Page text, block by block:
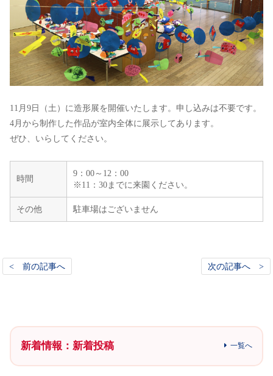
11月9日（土）に造形展を開催いたします。申し込みは不要です。
4月から制作した作品が室内全体に展示してあります。
ぜひ、いらしてください。
時間
9：00～12：00
※11：30までに来園ください。
その他 駐車場はございません
< 前の記事へ 次の記事へ >
新着情報：新着投稿 一覧へ